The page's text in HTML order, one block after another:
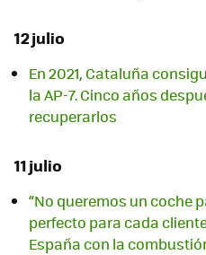
12 julio
En 2021, Cataluña
la AP-7. Cinco años
recuperarlos
11 julio
“No queremos un coche
perfecto para cada
España con la